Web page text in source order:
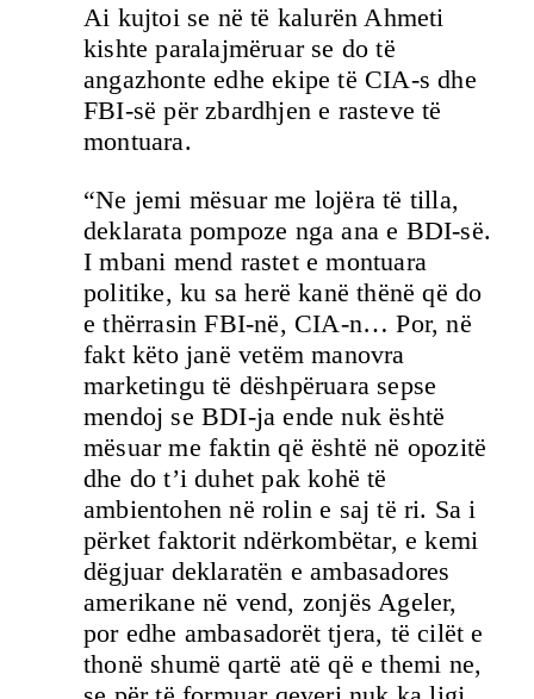
Ai kujtoi se në të kalurën Ahmeti
kishte paralajmëruar se do të
angazhonte edhe ekipe të CIA-s dhe
FBI-së për zbardhjen e rasteve të
montuara.
“Ne jemi mësuar me lojëra të tilla,
deklarata pompoze nga ana e BDI-së.
I mbani mend rastet e montuara
politike, ku sa herë kanë thënë që do
e thërrasin FBI-në, CIA-n… Por, në
fakt këto janë vetëm manovra
marketingu të dëshpëruara sepse
mendoj se BDI-ja ende nuk është
mësuar me faktin që është në opozitë
dhe do t’i duhet pak kohë të
ambientohen në rolin e saj të ri. Sa i
përket faktorit ndërkombëtar, e kemi
dëgjuar deklaratën e ambasadores
amerikane në vend, zonjës Ageler,
por edhe ambasadorët tjera, të cilët e
thonë shumë qartë atë që e themi ne,